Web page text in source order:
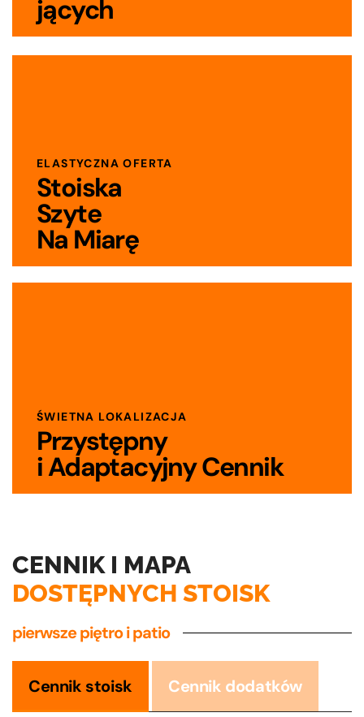
jących
ELASTYCZNA OFERTA
Stoiska
Szyte
Na Miarę
Do dyspozycji wystawców są stoiska od 6m2
ŚWIETNA LOKALIZACJA
Przystępny
i Adaptacyjny Cennik
przystanków autobusowych, parkingu i stacji
kolejowej.
pierwsze piętro i patio
CENNIK I MAPA
DOSTĘPNYCH STOISK
Cennik stoisk Cennik dodatków